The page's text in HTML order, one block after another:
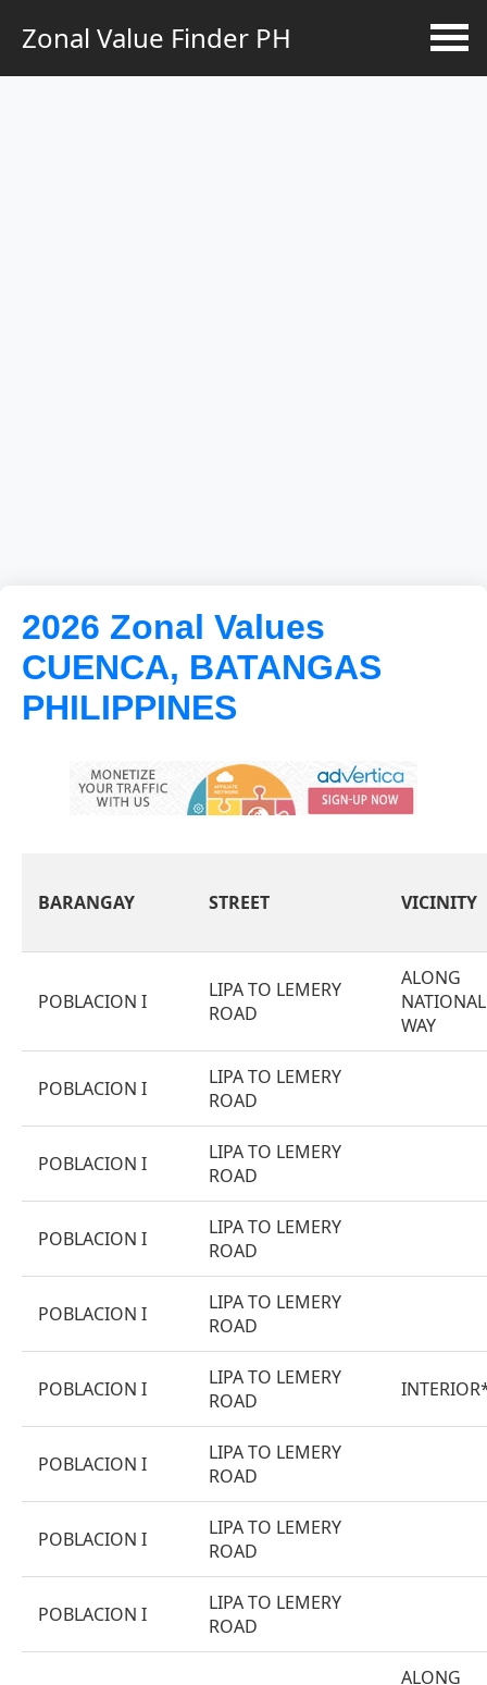
Zonal Value Finder PH
2026 Zonal Values
CUENCA, BATANGAS
PHILIPPINES
BARANGAY STREET VICINITY
POBLACION I
LIPA TO LEMERY
ROAD
ALONG
WAY
POBLACION I
LIPA TO LEMERY
ROAD
POBLACION I
LIPA TO LEMERY
ROAD
POBLACION I
LIPA TO LEMERY
ROAD
POBLACION I
LIPA TO LEMERY
ROAD
POBLACION I
LIPA TO LEMERY
ROAD
POBLACION I
LIPA TO LEMERY
ROAD
POBLACION I
LIPA TO LEMERY
ROAD
POBLACION I
LIPA TO LEMERY
ROAD
ALONG